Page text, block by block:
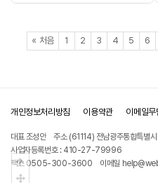
« 처음페이지
1 페이지
2 페이지
3 페이지
4페이지
5 페이지
6
개인정보처리방침 이용약관 이메일
대표 조성안
주소 (61114) 전남광주통합특별
사업자등록번호 : 410-27-79996
팩스 0505-300-3600
이메일
상단으로
중간으로